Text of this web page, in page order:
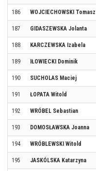
186 WOJCIECHOWSKI Tomasz
187 GIDASZEWSKA Jolanta
188 KARCZEWSKA Izabela
189 IŁOWIECKI Dominik
190 SUCHOLAS Maciej
191 ŁOPATA Witold
192 WRÓBEL Sebastian
193 DOMOSŁAWSKA Joanna
194 WRÓBLEWSKI Witold
195 JASKÓLSKA Katarzyna